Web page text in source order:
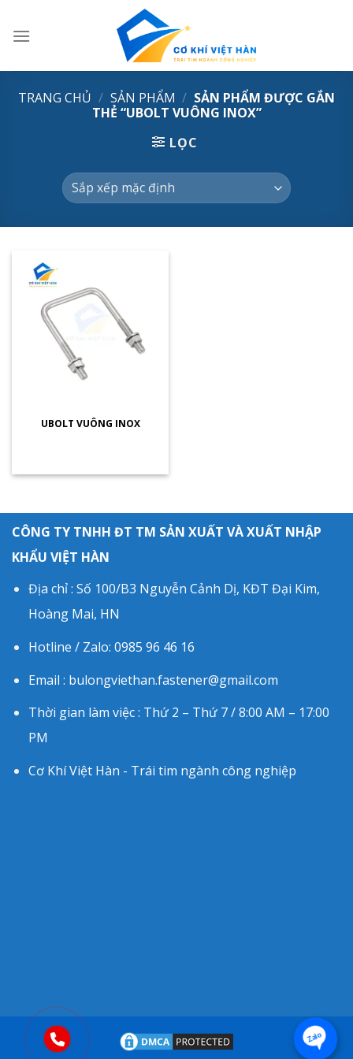
TRANG CHỦ / SẢN PHẨM / SẢN PHẨM ĐƯỢC GẮN
THẺ “UBOLT VUÔNG INOX”
LỌC
UBOLT VUÔNG INOX
CÔNG TY TNHH ĐT TM SẢN XUẤT VÀ XUẤT NHẬP
KHẨU VIỆT HÀN
Địa chỉ : Số 100/B3 Nguyễn Cảnh Dị, KĐT Đại Kim,
Hoàng Mai, HN
Hotline / Zalo: 0985 96 46 16
Email : bulongviethan.fastener@gmail.com
Thời gian làm việc : Thứ 2 – Thứ 7 / 8:00 AM – 17:00
PM
Cơ Khí Việt Hàn - Trái tim ngành công nghiệp
Zalo